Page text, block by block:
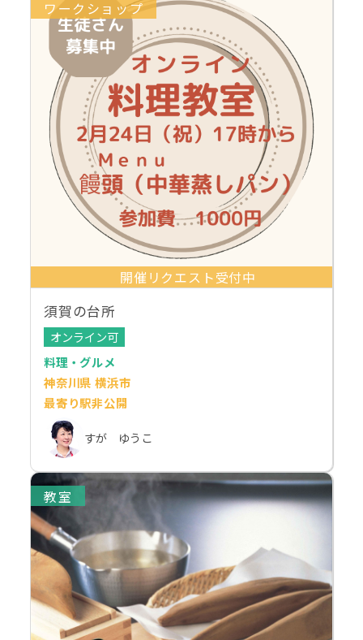
ワークショップ
開催リクエスト受付中
須賀の台所
オンライン可
料理・グルメ
神奈川県 横浜市
最寄り駅非公開
すが ゆうこ
教室